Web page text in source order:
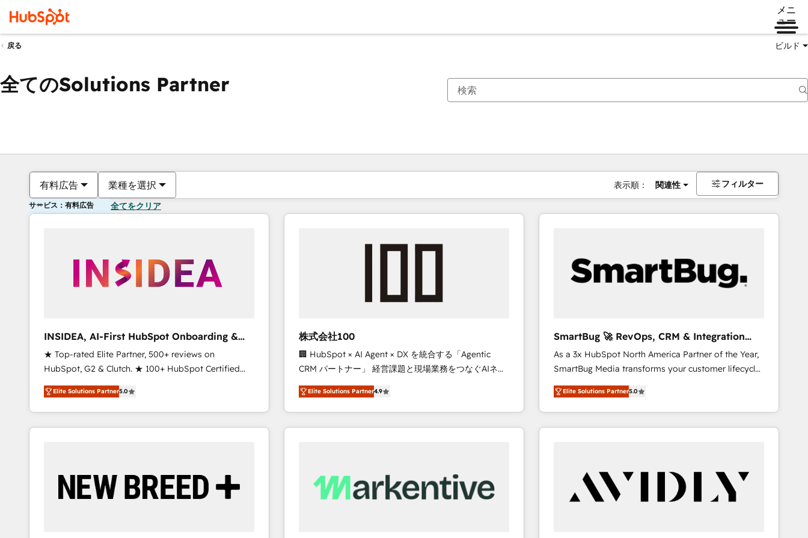
メニ
ュー
戻る ビルド
全てのSolutions Partner
有料広告 業種を選択 表示順： 関連性 フィルター
サービス：有料広告 全てをクリア
INSIDEA, AI-First HubSpot Onboarding &
RevOps
★ Top-rated Elite Partner, 500+ reviews on
HubSpot, G2 & Clutch. ★ 100+ HubSpot Certified
Experts & Trainers across the team ★ 1,500+
implementations across five continents ★ AI-First,
RevOps-led, Onboarding obsessed ★ Company of
the Year 2024/25 INSIDEA helps growing companies
your time zone. What we do ➤ Onboarding: Live in
weeks, with workflows built around your business,
Elite Solutions Partner5.0
株式会社100
🏢 HubSpot × AI Agent × DX を統合する「Agentic
CRM パートナー」 経営課題と現場業務をつなぐAIネイ
ティブ・エージェンシーとして、HubSpot Eliteの実装
力で顧客フロント業務を再設計します。 💡 100inc は何
をする会社か？ HubSpotを共通基盤に、AIエージェン
トを組み込んだ顧客フロント業務（マーケティング・営
を、CRMを軸とした全社共通基盤に再構築します。意
思決定者・PMO・現場担当者に並走します。 1️⃣
Elite Solutions Partner4.9
SmartBug 🚀 RevOps, CRM & Integration
Experts
As a 3x HubSpot North America Partner of the Year,
SmartBug Media transforms your customer lifecycle
into a revenue engine. Our unified ecosystem
includes specialized divisions Globalia (AI &
Software) and Point Success Media (Paid Media),
making this the official home for all three brands. 🔄
technical development team. - 19 HubSpot-certified
trainers to drive platform adoption. 📈 Revenue
Generation - Full-funnel marketing and high-
Elite Solutions Partner5.0
現在の場所ページ
ページページページページページページページページページページ